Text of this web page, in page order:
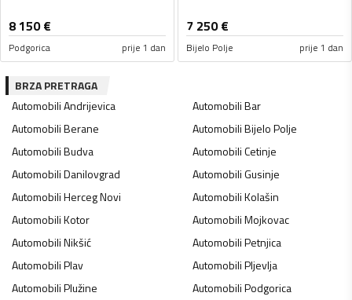
8 150€
Podgorica prije 1 dan
7 250€
Bijelo Polje prije 1 dan
BRZA PRETRAGA
AutomobiliAndrijevica AutomobiliBar
AutomobiliBerane AutomobiliBijelo Polje
AutomobiliBudva AutomobiliCetinje
AutomobiliDanilovgrad AutomobiliGusinje
AutomobiliHerceg Novi AutomobiliKolašin
AutomobiliKotor AutomobiliMojkovac
AutomobiliNikšić AutomobiliPetnjica
AutomobiliPlav AutomobiliPljevlja
AutomobiliPlužine AutomobiliPodgorica